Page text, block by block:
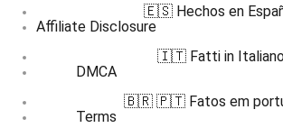
Affiliate Disclosure
DMCA
Terms
🇪🇸 Hechos en
🇮🇹 Fatti in
🇧🇷 🇵🇹 Fatos em